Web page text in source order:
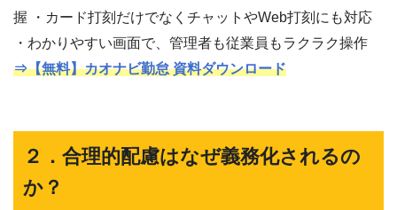
握 ・カード打刻だけでなくチャットやWeb打刻にも対応
・わかりやすい画面で、管理者も従業員もラクラク操作
⇒【無料】カオナビ勤怠 資料ダウンロード
２．合理的配慮はなぜ義務化されるの
か？